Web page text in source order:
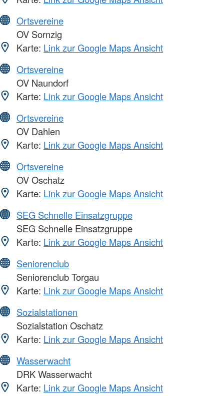
Ortsvereine
OV Sornzig
Karte: Link zur Google Maps Ansicht
Ortsvereine
OV Naundorf
Karte: Link zur Google Maps Ansicht
Ortsvereine
OV Dahlen
Karte: Link zur Google Maps Ansicht
Ortsvereine
OV Oschatz
Karte: Link zur Google Maps Ansicht
SEG Schnelle Einsatzgruppe
SEG Schnelle Einsatzgruppe
Karte: Link zur Google Maps Ansicht
Seniorenclub
Seniorenclub Torgau
Karte: Link zur Google Maps Ansicht
Sozialstationen
Sozialstation Oschatz
Karte: Link zur Google Maps Ansicht
Wasserwacht
DRK Wasserwacht
Karte: Link zur Google Maps Ansicht